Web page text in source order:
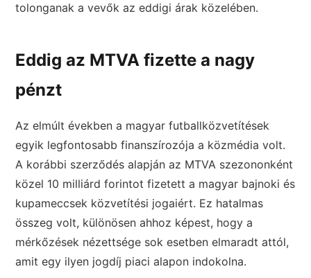
tolonganak a vevők az eddigi árak közelében.
Eddig az MTVA fizette a nagy
pénzt
Az elmúlt években a magyar futballközvetítések
egyik legfontosabb finanszírozója a közmédia volt.
A korábbi szerződés alapján az MTVA szezononként
közel 10 milliárd forintot fizetett a magyar bajnoki és
kupameccsek közvetítési jogaiért. Ez hatalmas
összeg volt, különösen ahhoz képest, hogy a
mérkőzések nézettsége sok esetben elmaradt attól,
amit egy ilyen jogdíj piaci alapon indokolna.